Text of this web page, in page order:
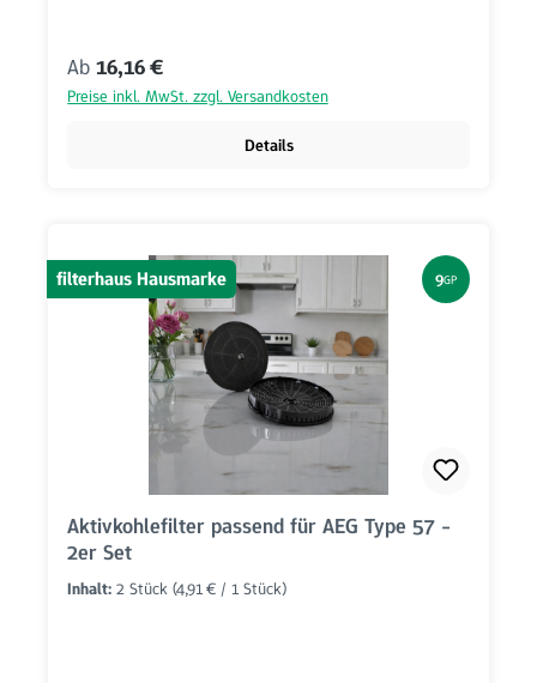
Regulärer Preis:
Ab 16,16 €
Preise inkl. MwSt. zzgl. Versandkosten
Details
filterhaus Hausmarke 9GP
Aktivkohlefilter passend für AEG Type 57 -
2er Set
Inhalt: 2 Stück (4,91 € / 1 Stück)